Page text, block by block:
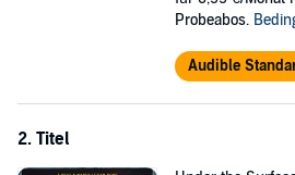
©2021, 2022 Liquid Mind Media (P)2025
Probeabos.
Audible
2. Titel